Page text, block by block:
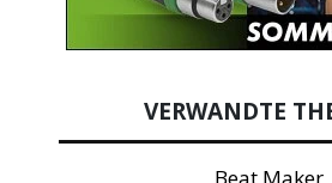
VERWANDTE